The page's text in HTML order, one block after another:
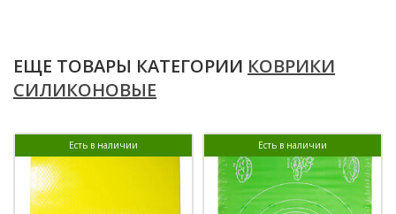
ЕЩЕ ТОВАРЫ КАТЕГОРИИ КОВРИКИ
СИЛИКОНОВЫЕ
Есть в наличии Есть в наличии